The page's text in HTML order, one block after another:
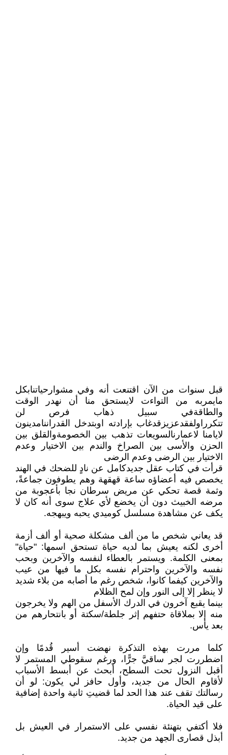
قبل سنوات من الآن اقتنعت أنه وفي مشوارحياتنابكل
مايمربه من التواءت لايستحق منا أن نهدر الوقت
والطاقةفي سبيل ذهاب فرص لن
تتكرراولفقدعزيزقدغاب بإرادته اوبتدخل القدراننامدينون
لايامنا لاعمارنالسويعات تذهب بين الخصومةوالقلق بين
الحزن والأسى بين الصراخ والندم بين الاختيار وعدم
الاختيار بين الرضى وعدم الرضى
قرأت في كتاب عقل جديدكامل عن نادٍ للضحك في الهند
يخصص فيه أعضاؤه ساعة قهقهة وهم يطوفون جماعةً،
وثمة قصة تحكي عن مريض سرطان نجا بأعجوبة من
مرضه الخبيث دون أن يخضع لأي علاج سوى أنه كان لا
يكف عن مشاهدة مسلسل كوميدي يحبه ويبهجه.
قد يعاني شخص ما من ألف مشكلة صحية أو ألف أزمة
أخرى لكنه يعيش بما لديه حياة تستحق اسمها: "حياة"
بمعنى الكلمة. ويستمر بالعطاء لنفسه والآخرين وبحب
نفسه والآخرين واحترام نفسه بكل ما فيها من عيب
والآخرين كيفما كانوا، شخص رغم ما أصابه من بلاء شديد
لا ينظر إلا إلى النور وإن لمح الظلام
بينما يقبع آخرون في الدرك الأسفل من الهم ولا يخرجون
منه إلا بملاقاة حتفهم إثر جلطة/سكتة أو بانتحارهم من
بعد يأس.
كلما مررت بهذه التذكرة نهضت أسير قُدمًا وإن
اضطررت لجر ساقيَّ جرًّا، ورغم سقوطي المستمر لا
أقبل النزول تحت السطح، أبحث عن أبسط الأسباب
لأقاوم الحال من جديد، وأول حافز لي يكون: لو أن
رسالتك تقف عند هذا الحد لما قضيتِ ثانية واحدة إضافية
على قيد الحياة.
فلا أكتفي بتهنئة نفسي على الاستمرار في العيش بل
أبذل قصارى الجهد من جديد.